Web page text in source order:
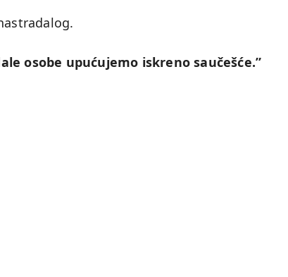
osobe upućujemo iskreno saučešće.”